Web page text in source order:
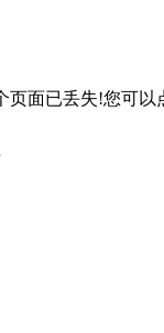
页面已丢失!您可以